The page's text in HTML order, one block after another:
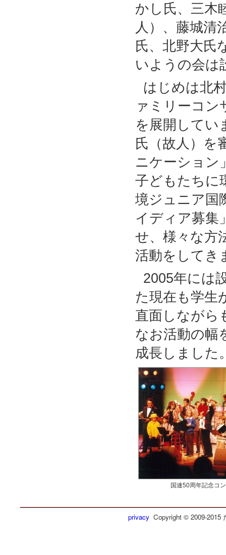
かし氏、三木
人）、藤城清
氏、北野大氏
いようの会は
はじめは北
ァミリーコン
を展開してい
氏（故人）を
ニケーション
子どもたちに
境ジュニア国
イディア募集
せ、様々な方
活動をしてき
2005年には
た現在も学生
直面しながら
なお活動の幅
成長しました
国連50周年記念コ
privacyCopyright © 2009-2015